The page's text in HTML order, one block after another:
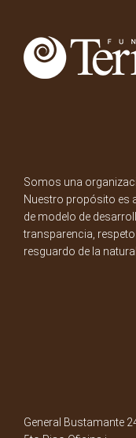
Somos una
Nuestro propósito es
de modelo de
transparencia,
resguardo de la
General Bustamante